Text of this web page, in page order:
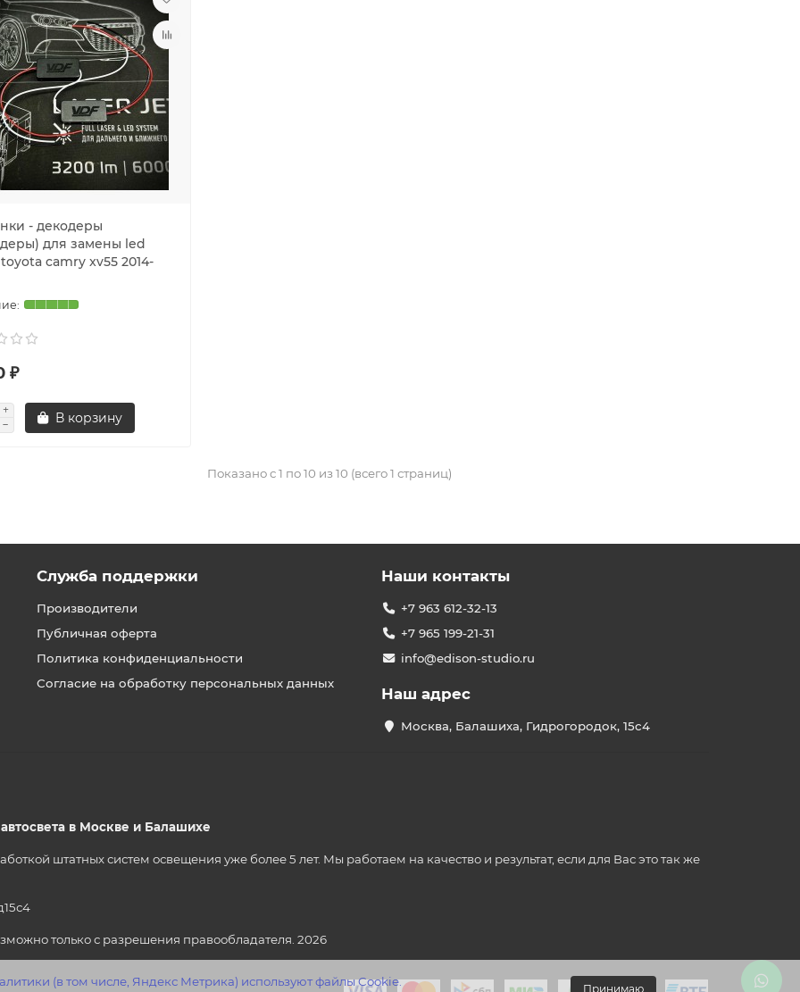
- декодеры
для замены led
camry xv55 2014-
₽
В корзину
Показано с 1 по 10 из 10 (всего 1 страниц)
(в том числе, Яндекс Метрика) используют файлы Cookie.
Принимаю
Служба поддержки
Производители
Публичная оферта
Политика конфиденциальности
Согласие на обработку персональных данных
Наши контакты
+7 963 612-32-13
+7 965 199-21-31
info@edison-studio.ru
Наш адрес
Москва, Балашиха, Гидрогородок, 15с4
в Москве и Балашихе
штатных систем освещения уже более 5 лет. Мы работаем на качество и результат, если для Вас это так же
только с разрешения правообладателя. 2026